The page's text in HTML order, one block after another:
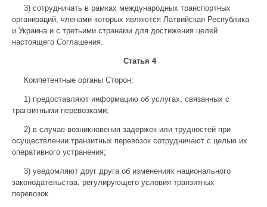
3) сотрудничать в рамках международных транспортных
организаций, членами которых являются Латвийская Республика
и Украина и с третьими странами для достижения целей
настоящего Соглашения.
Статья 4
Компетентные органы Сторон:
1) предоставляют информацию об услугах, связанных с
транзитными перевозками;
2) в случае возникновения задержек или трудностей при
осуществлении транзитных перевозок сотрудничают с целью их
оперативного устранения;
3) уведомляют друг друга об изменениях национального
законодательства, регулирующего условия транзитных
перевозок.